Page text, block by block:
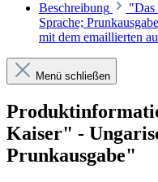
Beschreibung
"Das
Sprache;
mit dem emaillierten
Menü schließen
Kaiser" -
Prunkausgabe"